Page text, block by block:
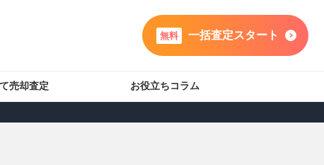
無料 一括査定スタート
売却査定 お役立ちコラム